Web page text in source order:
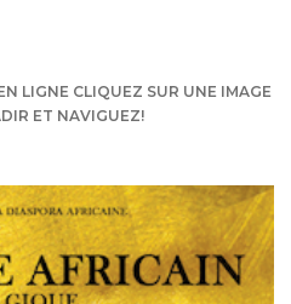
LIGNE CLIQUEZ SUR UNE IMAGE
ET NAVIGUEZ!